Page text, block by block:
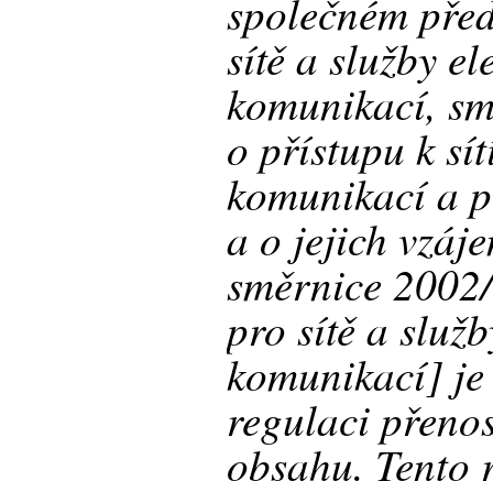
společném
sítě a služby
komunikací,
o přístupu k
komunikací a
a o jejich
směrnice
pro sítě a
komunikací]
regulaci
obsahu. Tento